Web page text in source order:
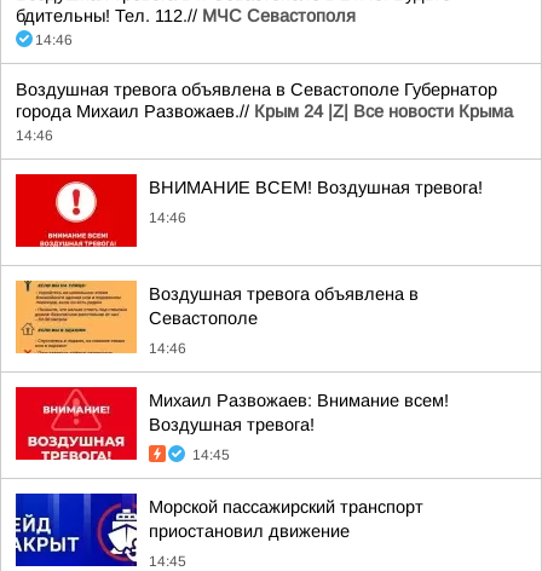
бдительны! Тел. 112.// МЧС Севастополя
14:46
Воздушная тревога объявлена в Севастополе Губернатор
города Михаил Развожаев.// Крым 24 |Z| Все новости Крыма
14:46
ВНИМАНИЕ ВСЕМ! Воздушная тревога!
14:46
Воздушная тревога объявлена в
Севастополе
14:46
Михаил Развожаев: Внимание всем!
Воздушная тревога!
14:45
Морской пассажирский транспорт
приостановил движение
14:45